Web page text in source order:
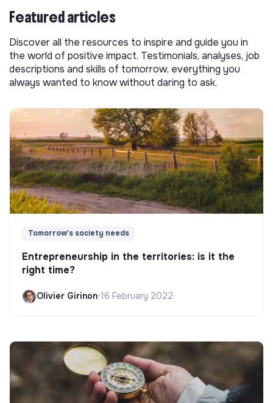
Featured articles
Discover all the resources to inspire and guide you in
the world of positive impact. Testimonials, analyses, job
descriptions and skills of tomorrow, everything you
always wanted to know without daring to ask.
Tomorrow's society needs
Entrepreneurship in the territories: is it the
right time?
Olivier Girinon•16 February 2022